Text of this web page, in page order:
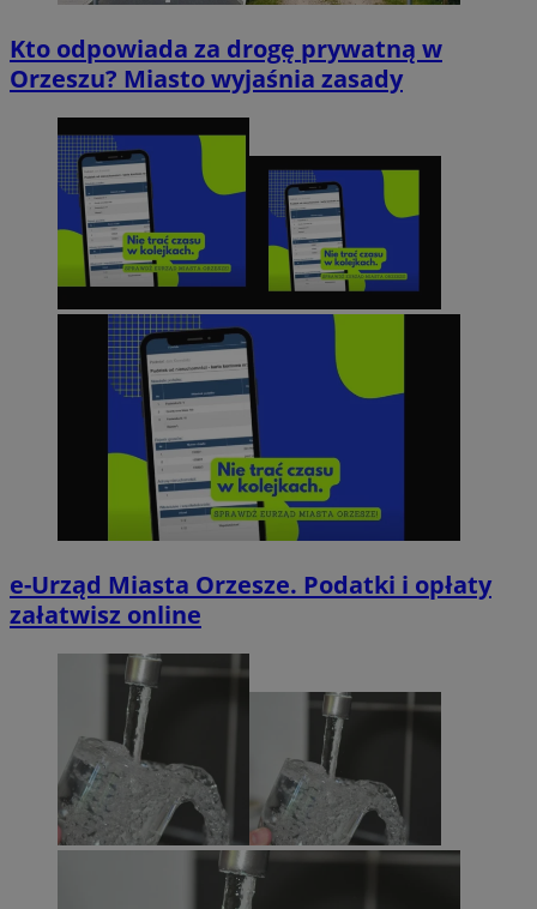
Kto odpowiada za drogę prywatną w
Orzeszu? Miasto wyjaśnia zasady
e-Urząd Miasta Orzesze. Podatki i opłaty
załatwisz online